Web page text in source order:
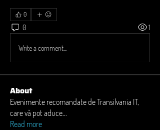
0
0 1
Write a comment...
About
Evenimente recomandate de Transilvania IT,
care vă pot aduce...
Read more